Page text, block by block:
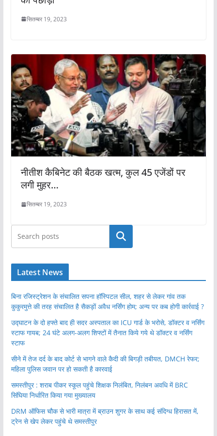
सितम्बर 19, 2023
नीतीश कैबिनेट की बैठक खत्म, कुल 45 एजेंडों पर
लगी मुहर…
सितम्बर 19, 2023
खोजें
Latest News
बिना रजिस्ट्रेशन के संचालित सपना हॉस्पिटल सील, शहर से लेकर गांव तक
कुकुरमुत्ते की तरह संचालित है सैकड़ों अवैध नर्सिंग होम; अन्य पर कब होगी कार्रवाई ?
उद्घाटन के दो हफ्ते बाद ही सदर अस्पताल का ICU गार्ड के भरोसे, डॉक्टर व नर्सिंग
स्टाफ गायब; 24 घंटे अलग-अलग शिफ्टों में तैनात किये गये थे डॉक्टर व नर्सिंग
स्टाफ
सीने में तेज दर्द के बाद कोर्ट से भागने वाले कैदी की बिगड़ी तबीयत, DMCH रेफर;
महिला पुलिस जवान पर हो सकती है कारवाई
समस्तीपुर : शराब पीकर स्कूल पहुंचे शिक्षक निलंबित, निलंबन अवधि में BRC
सिंघिया निर्धारित किया गया मुख्यालय
DRM ऑफिस चौक से भारी मात्रा में ब्राउन शुगर के साथ कई संदिग्ध हिरासत में,
ट्रेन से खेप लेकर पहुंचे थे समस्तीपुर